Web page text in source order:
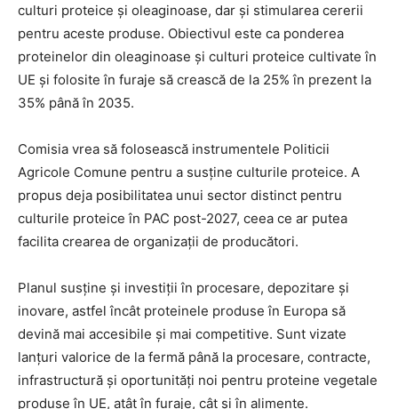
culturi proteice și oleaginoase, dar și stimularea cererii
pentru aceste produse. Obiectivul este ca ponderea
proteinelor din oleaginoase și culturi proteice cultivate în
UE și folosite în furaje să crească de la 25% în prezent la
35% până în 2035.
Comisia vrea să folosească instrumentele Politicii
Agricole Comune pentru a susține culturile proteice. A
propus deja posibilitatea unui sector distinct pentru
culturile proteice în PAC post-2027, ceea ce ar putea
facilita crearea de organizații de producători.
Planul susține și investiții în procesare, depozitare și
inovare, astfel încât proteinele produse în Europa să
devină mai accesibile și mai competitive. Sunt vizate
lanțuri valorice de la fermă până la procesare, contracte,
infrastructură și oportunități noi pentru proteine vegetale
produse în UE, atât în furaje, cât și în alimente.